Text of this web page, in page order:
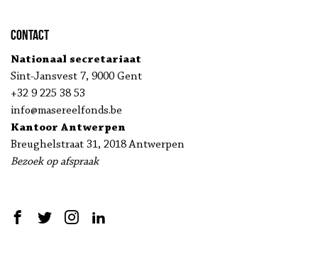
Contact
Nationaal secretariaat
Sint-Jansvest 7, 9000 Gent
+32 9 225 38 53
info@masereelfonds.be
Kantoor Antwerpen
Breughelstraat 31, 2018 Antwerpen
Bezoek op afspraak